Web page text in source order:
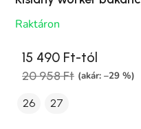
Raktáron
15 490 Ft-tól
20 958 Ft (akár: –29 %)
26 27